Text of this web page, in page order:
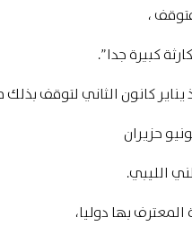
،
كبيرة جدا”.
كانون الثاني لتوقف بذلك
حزيران
الليبي.
بها دوليا،